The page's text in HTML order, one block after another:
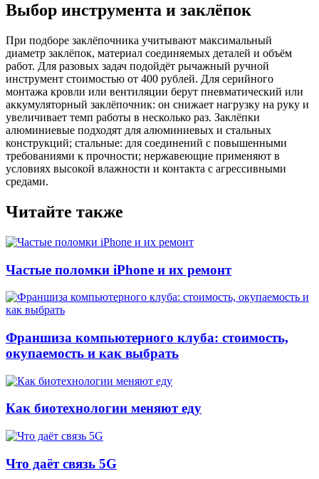
Выбор инструмента и заклёпок
При подборе заклёпочника учитывают максимальный
диаметр заклёпок, материал соединяемых деталей и объём
работ. Для разовых задач подойдёт рычажный ручной
инструмент стоимостью от 400 рублей. Для серийного
монтажа кровли или вентиляции берут пневматический или
аккумуляторный заклёпочник: он снижает нагрузку на руку и
увеличивает темп работы в несколько раз. Заклёпки
алюминиевые подходят для алюминиевых и стальных
конструкций; стальные: для соединений с повышенными
требованиями к прочности; нержавеющие применяют в
условиях высокой влажности и контакта с агрессивными
средами.
Читайте также
Частые поломки iPhone и их ремонт
Франшиза компьютерного клуба: стоимость,
окупаемость и как выбрать
Как биотехнологии меняют еду
Что даёт связь 5G